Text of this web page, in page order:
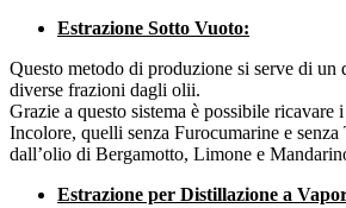
Estrazione Sotto Vuoto:
Questo metodo di produzione si serve di un
diverse frazioni dagli olii.
Grazie a questo sistema è possibile ricavare
Incolore, quelli senza Furocumarine e senza
dall’olio di Bergamotto, Limone e
Estrazione per Distillazione a